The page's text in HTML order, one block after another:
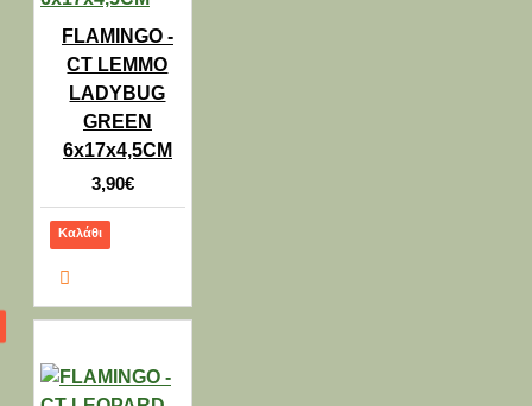
FLAMINGO -
CT LEMMO
LADYBUG
GREEN
6x17x4,5CM
3,90€
Καλάθι